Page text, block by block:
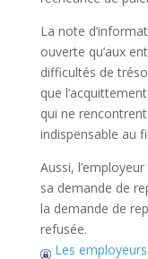
La note
ouverte qu’aux
difficultés de
que
qui ne
indispensable au
Aussi,
sa demande de
la demande de
refusée.
Les